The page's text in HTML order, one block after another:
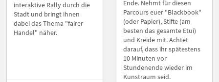
interaktive Rally durch die
Stadt und bringt ihnen
dabei das Thema "fairer
Handel" näher.
Ende. Nehmt für diesen
Parcours euer "Blackbook"
(oder Papier), Stifte (am
besten das gesamte Etui)
und Kreide mit. Achtet
darauf, dass ihr spätestens
10 Minuten vor
Stundenende wieder im
Kunstraum seid.